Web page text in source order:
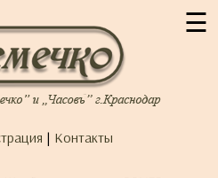
☰
| Контакты